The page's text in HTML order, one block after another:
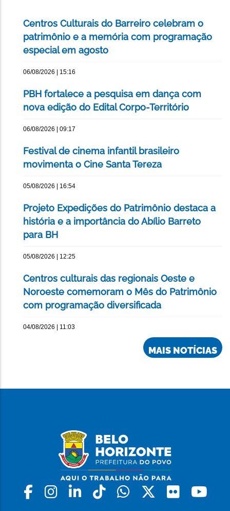
Centros Culturais do Barreiro celebram o
patrimônio e a memória com programação
especial em agosto
06/08/2026 | 15:16
PBH fortalece a pesquisa em dança com
nova edição do Edital Corpo-Território
06/08/2026 | 09:17
Festival de cinema infantil brasileiro
movimenta o Cine Santa Tereza
05/08/2026 | 16:54
Projeto Expedições do Patrimônio destaca a
história e a importância do Abílio Barreto
para BH
05/08/2026 | 12:25
Centros culturais das regionais Oeste e
Noroeste comemoram o Mês do Patrimônio
com programação diversificada
04/08/2026 | 11:03
MAIS NOTÍCIAS
Facebook
Instagram
LinkedinTiktokWhatsapp
X Flickr